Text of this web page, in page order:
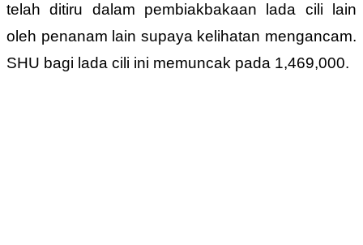
telah ditiru dalam pembiakbakaan lada cili lain
oleh penanam lain supaya kelihatan mengancam.
SHU bagi lada cili ini memuncak pada 1,469,000.